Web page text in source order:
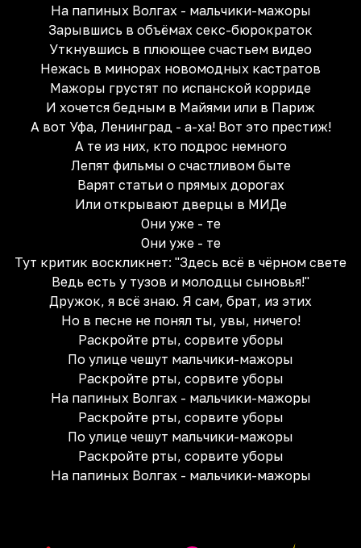
На папиных Волгах - мальчики-мажоры
Зарывшись в объёмах секс-бюрократок
Уткнувшись в плюющее счастьем видео
Нежась в минорах новомодных кастратов
Мажоры грустят по испанской корриде
И хочется бедным в Майями или в Париж
А вот Уфа, Ленинград - а-ха! Вот это престиж!
А те из них, кто подрос немного
Лепят фильмы о счастливом быте
Варят статьи о прямых дорогах
Или открывают дверцы в МИДе
Они уже - те
Они уже - те
Тут критик воскликнет: "Здесь всё в чёрном свете
Ведь есть у тузов и молодцы сыновья!"
Дружок, я всё знаю. Я сам, брат, из этих
Но в песне не понял ты, увы, ничего!
Раскройте рты, сорвите уборы
По улице чешут мальчики-мажоры
Раскройте рты, сорвите уборы
На папиных Волгах - мальчики-мажоры
Раскройте рты, сорвите уборы
По улице чешут мальчики-мажоры
Раскройте рты, сорвите уборы
На папиных Волгах - мальчики-мажоры